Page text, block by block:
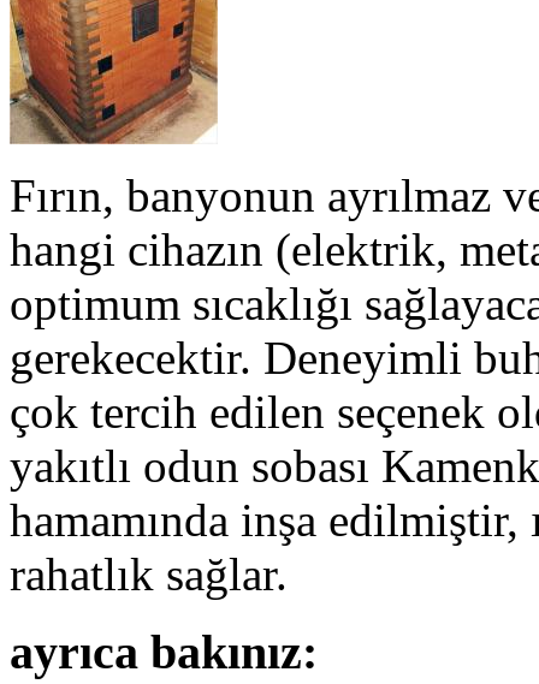
Fırın, banyonun ayrılmaz
hangi cihazın (elektrik,
optimum sıcaklığı
gerekecektir. Deneyimli
çok tercih edilen seçenek
yakıtlı odun sobası
hamamında inşa edilmiştir,
rahatlık sağlar.
ayrıca bakınız: